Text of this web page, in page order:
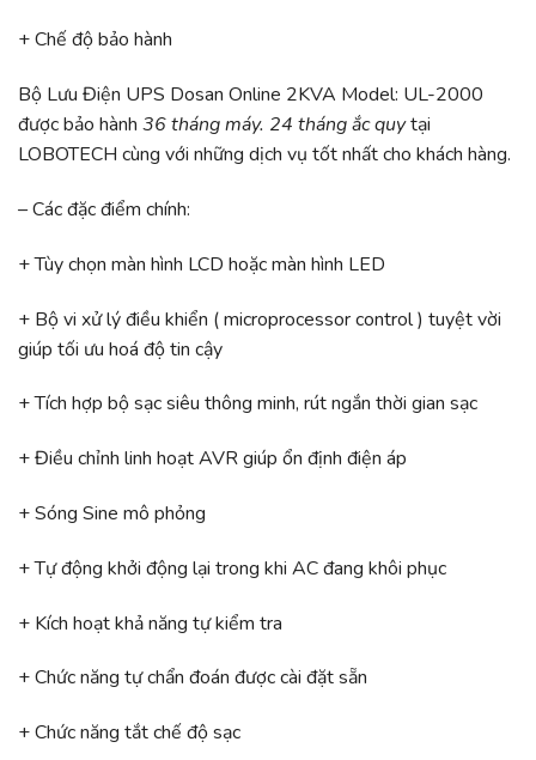
+ Chế độ bảo hành
Bộ Lưu Điện UPS Dosan Online 2KVA Model: UL-2000
được bảo hành 36 tháng máy. 24 tháng ắc quytại
LOBOTECH cùng với những dịch vụ tốt nhất cho khách hàng.
–Các đặc điểm chính:
+ Tùy chọn màn hình LCD hoặc màn hình LED
+ Bộ vi xử lý điều khiển ( microprocessor control ) tuyệt vời
giúp tối ưu hoá độ tin cậy
+ Tích hợp bộ sạc siêu thông minh, rút ​​ngắn thời gian sạc
+ Điều chỉnh linh hoạt AVR giúp ổn định điện áp
+ Sóng Sine mô phỏng
+ Tự động khởi động lại trong khi AC đang khôi phục
+ Kích hoạt khả năng tự kiểm tra
+ Chức năng tự chẩn đoán được cài đặt sẵn
+ Chức năng tắt chế độ sạc